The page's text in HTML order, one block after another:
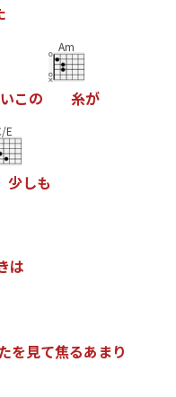
いこの
Am
糸が
E
少しも
は
を見て焦るあ まり